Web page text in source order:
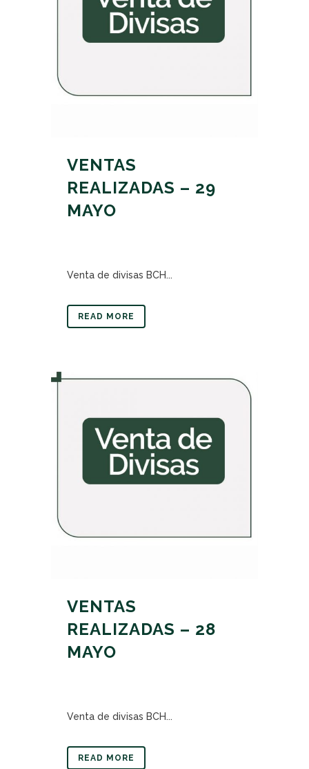
VENTAS
REALIZADAS – 29
MAYO
Venta de divisas BCH...
READ MORE
VENTAS
REALIZADAS – 28
MAYO
Venta de divisas BCH...
READ MORE